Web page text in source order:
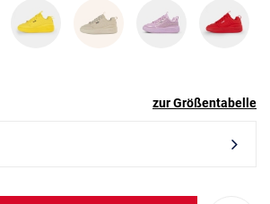
zur Größentabelle